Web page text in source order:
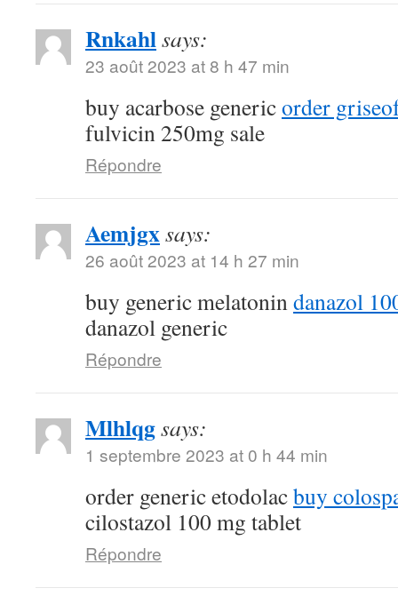
Rnkahlsays:
23 août 2023 at 8 h 47 min
buy acarbose genericorder
fulvicin 250mg sale
Répondre
Aemjgxsays:
26 août 2023 at 14 h 27 min
buy generic melatonindanazol
danazol generic
Répondre
Mlhlqgsays:
1 septembre 2023 at 0 h 44 min
order generic etodolacbuy
cilostazol 100 mg tablet
Répondre